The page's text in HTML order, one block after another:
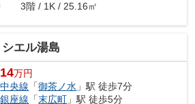
3階 / 1K / 25.16㎡
エル湯島
14万円
中央線 「御茶ノ水 」駅 徒歩7分
銀座線 「末広町 」駅 徒歩5分